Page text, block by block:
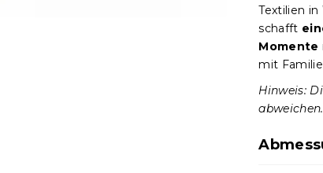
Textilien
schafft
Momente
mit
Hinweis:
abweichen.